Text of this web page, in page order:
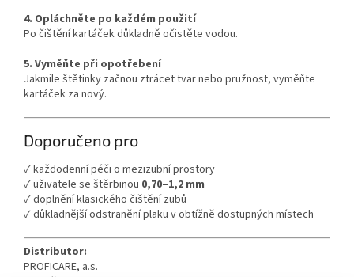
4. Opláchněte po každém použití
Po čištění kartáček důkladně očistěte vodou.
5. Vyměňte při opotřebení
Jakmile štětinky začnou ztrácet tvar nebo pružnost, vyměňte
kartáček za nový.
Doporučeno pro
✓ každodenní péči o mezizubní prostory
✓ uživatele se štěrbinou 0,70–1,2 mm
✓ doplnění klasického čištění zubů
✓ důkladnější odstranění plaku v obtížně dostupných místech
Distributor:
PROFICARE, a.s.